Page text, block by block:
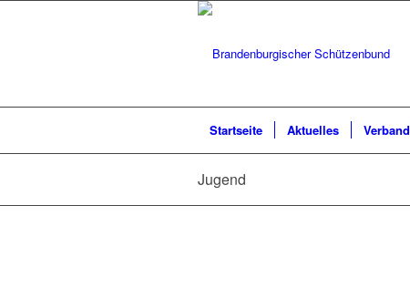
Startseite Aktuelles Verband
Jugend